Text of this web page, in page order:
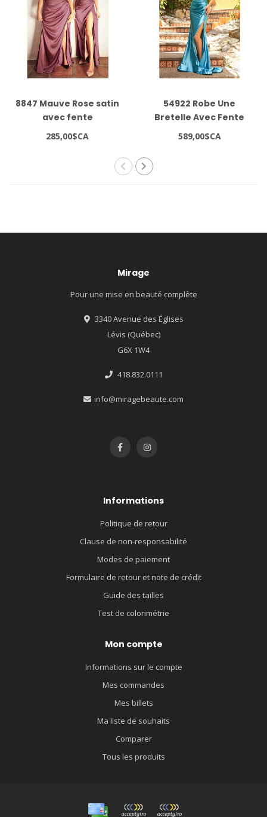
8847 Mauve Rose satin
avec fente
285,00$CA
54922 Robe Une
Bretelle Avec Fente
Rose Or
589,00$CA
Mirage
Pour une mise en beauté complète
3340 Avenue des Églises
Lévis (Québec)
G6X 1W4
418.832.0111
info@miragebeaute.com
Informations
Politique de retour
Clause de non-responsabilité
Modes de paiement
Formulaire de retour et note de crédit
Guide des tailles
Test de colorimétrie
Mon compte
Informations sur le compte
Mes commandes
Mes billets
Ma liste de souhaits
Comparer
Tous les produits